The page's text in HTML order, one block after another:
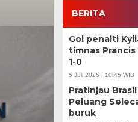
BERITA
Gol penalti
timnas
1-0
5 Juli 2026 | 10:45 WIB
Pratinjau
Peluang
buruk